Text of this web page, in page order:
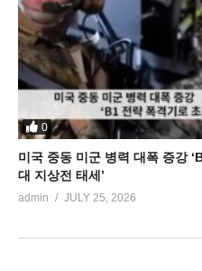
0
미국 중동 미군 병력 대폭 증강
대 지상전 태세’
admin JULY 25, 2026